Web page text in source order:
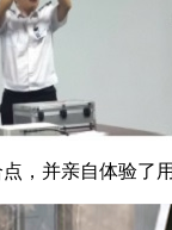
并亲自体验了